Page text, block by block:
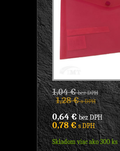
1,04 €bez DPH
1,28 €s DPH
0,64 €bez DPH
0,78 €s DPH
Skladom viac ako 300 ks